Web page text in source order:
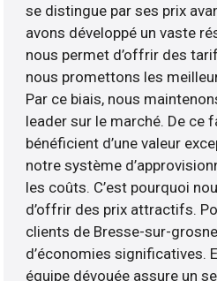
se distingue par ses prix
avons développé un vaste
nous permet d’offrir des
nous promettons les
Par ce biais, nous
leader sur le marché. De ce
bénéficient d’une valeur
notre système
les coûts. C’est pourquoi
d’offrir des prix attractifs.
clients de Bresse-sur-
d’économies significatives.
équipe dévouée assure un